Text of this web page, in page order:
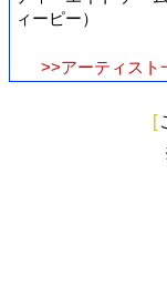
ィーピー）
>>アーティスト
[